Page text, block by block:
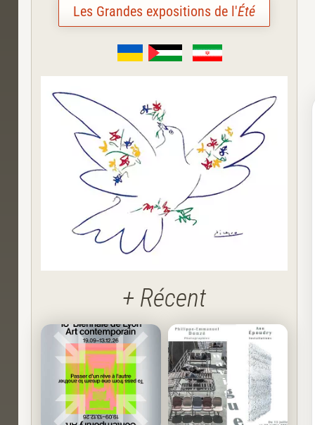
Les Grandes expositions de l'Été
+ Récent